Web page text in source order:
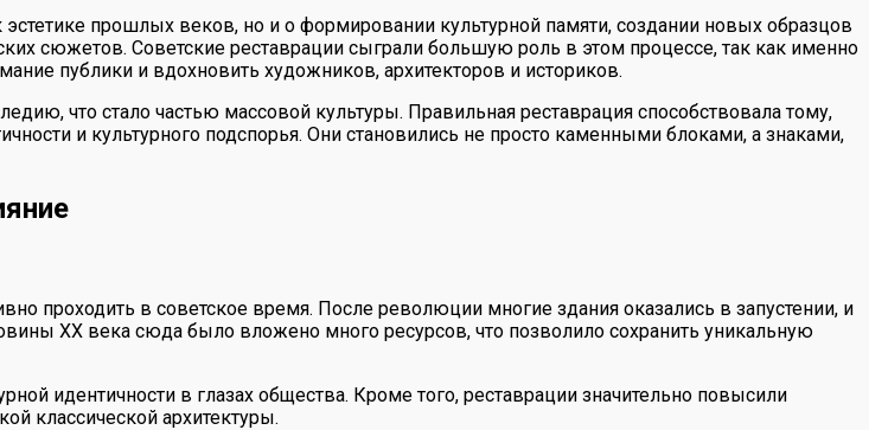
прошлых веков, но и о формировании культурной памяти, создании новых образцов
сюжетов. Советские реставрации сыграли большую роль в этом процессе, так как именно
публики и вдохновить художников, архитекторов и историков.
что стало частью массовой культуры. Правильная реставрация способствовала тому,
и культурного подспорья. Они становились не просто каменными блоками, а знаками,
проходить в советское время. После революции многие здания оказались в запустении, и
XX века сюда было вложено много ресурсов, что позволило сохранить уникальную
идентичности в глазах общества. Кроме того, реставрации значительно повысили
классической архитектуры.